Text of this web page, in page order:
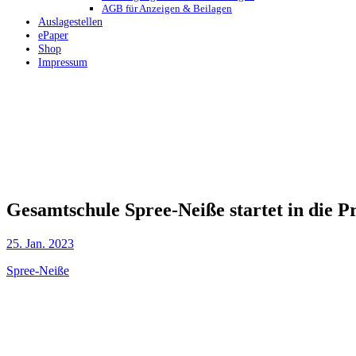
AGB für Anzeigen & Beilagen
Auslagestellen
ePaper
Shop
Impressum
Gesamtschule Spree-Neiße startet in die
25. Jan. 2023
Spree-Neiße